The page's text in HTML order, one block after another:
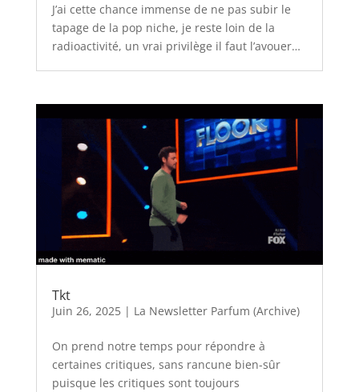
J’ai cette chance immense de ne pas subir le
tapage de la pop niche, je reste loin de la
radioactivité, un vrai privilège il faut l’avouer…
Tkt
Juin 26, 2025| La Newsletter Parfum (Archive)
On prend notre temps pour répondre à
certaines critiques, sans rancune bien-sûr
puisque les critiques sont toujours